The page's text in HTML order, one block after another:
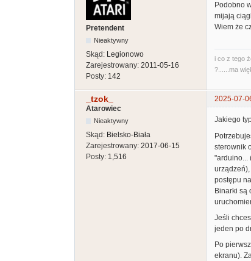
Pretendent
Nieaktywny
Skąd: Legionowo
Zarejestrowany: 2011-05-16
Posty: 142
Podobno
mijają
Wiem że
i co z tego
?......ma
_tzok_ 2025-07-
Atarowiec
Nieaktywny
Skąd: Bielsko-Biała
Zarejestrowany: 2017-06-15
Posty: 1,516
Jakiego
sterownik
"arduino...
postępu
Binarki są
Jeśli
jeden po
Po
ekranu).